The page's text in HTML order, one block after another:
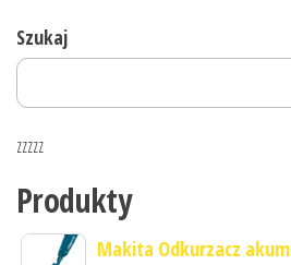
Szukaj
zzzzz
Produkty
Makita Odkurzacz